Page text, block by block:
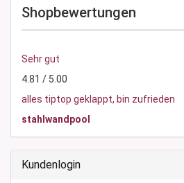
Shopbewertungen
Sehr gut
4.81 / 5.00
alles tiptop geklappt, bin zufrieden
stahlwandpool
Kundenlogin